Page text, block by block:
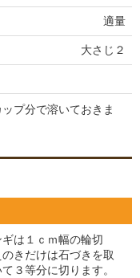
適量
大さじ２
プ分で溶いておきま
ギは１ｃｍ幅の輪切
のきだけは石づきを取
て３等分に切ります。